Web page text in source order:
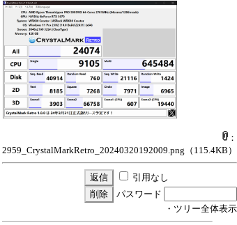
：
2959_CrystalMarkRetro_20240320192009.png （115.4KB）
引用なし
パスワード
・ツリー全体表示